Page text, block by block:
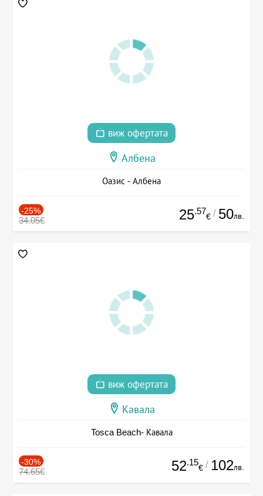
виж офертата
Албена
Оазис - Албена
-25%
34.05€ 25.57
€ / 50лв.
виж офертата
Кавала
Tosca Beach- Кавала
-30%
74.65€ 52.15
€ / 102лв.